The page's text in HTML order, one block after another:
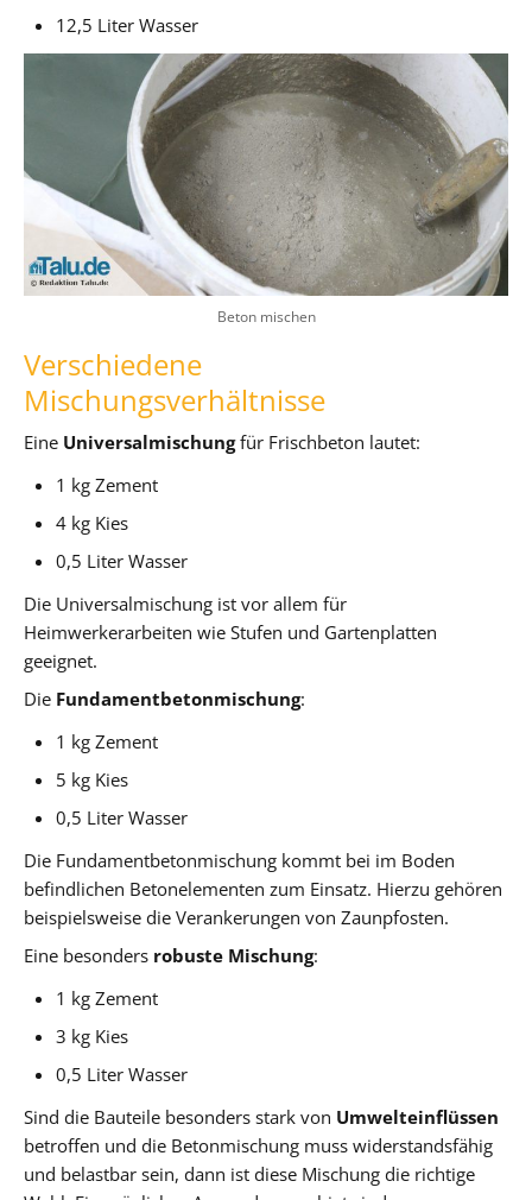
12,5 Liter Wasser
Beton mischen
Verschiedene
Mischungsverhältnisse
Eine Universalmischungfür Frischbeton lautet:
1 kg Zement
4 kg Kies
0,5 Liter Wasser
Die Universalmischung ist vor allem für
Heimwerkerarbeiten wie Stufen und Gartenplatten
geeignet.
Die Fundamentbetonmischung:
1 kg Zement
5 kg Kies
0,5 Liter Wasser
Die Fundamentbetonmischung kommt bei im Boden
befindlichen Betonelementen zum Einsatz. Hierzu gehören
beispielsweise die Verankerungen von Zaunpfosten.
Eine besonders robuste Mischung:
1 kg Zement
3 kg Kies
0,5 Liter Wasser
Sind die Bauteile besonders stark von Umwelteinflüssen
betroffen und die Betonmischung muss widerstandsfähig
und belastbar sein, dann ist diese Mischung die richtige